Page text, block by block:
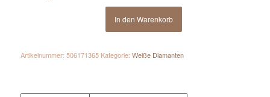
In den Warenkorb
Artikelnummer: 506171365 Kategorie: Weiße Diamanten